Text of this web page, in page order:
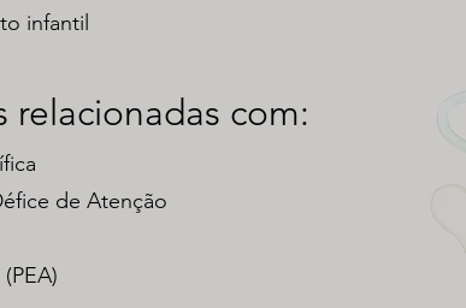
infantil
relacionadas com:
de Atenção